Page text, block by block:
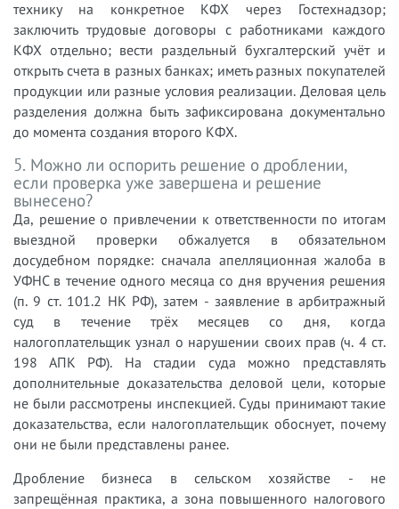
технику на конкретное КФХ через Гостехнадзор;
заключить трудовые договоры с работниками каждого
КФХ отдельно; вести раздельный бухгалтерский учёт и
открыть счета в разных банках; иметь разных покупателей
продукции или разные условия реализации. Деловая цель
разделения должна быть зафиксирована документально
до момента создания второго КФХ.
5. Можно ли оспорить решение о дроблении,
если проверка уже завершена и решение
вынесено?
Да, решение о привлечении к ответственности по итогам
выездной проверки обжалуется в обязательном
досудебном порядке: сначала апелляционная жалоба в
УФНС в течение одного месяца со дня вручения решения
(п. 9 ст. 101.2 НК РФ), затем - заявление в арбитражный
суд в течение трёх месяцев со дня, когда
налогоплательщик узнал о нарушении своих прав (ч. 4 ст.
198 АПК РФ). На стадии суда можно представлять
дополнительные доказательства деловой цели, которые
не были рассмотрены инспекцией. Суды принимают такие
доказательства, если налогоплательщик обоснует, почему
они не были представлены ранее.
Дробление бизнеса в сельском хозяйстве - не
запрещённая практика, а зона повышенного налогового